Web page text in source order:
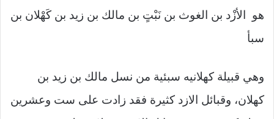
هو الأزْد بن الغوث بن نَبْتٍ بن مالك بن زيد بن كَهْلان بن
سبأ
وهي قبيلة كهلانيه سبئية من نسل مالك بن زيد بن
كهلان، وقبائل الازد كثيرة فقد زادت على ست وعشرين